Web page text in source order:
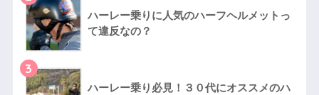
ハーレー乗りに人気のハーフヘルメットっ
て違反なの？
3
ハーレー乗り必見！３０代にオススメのハ